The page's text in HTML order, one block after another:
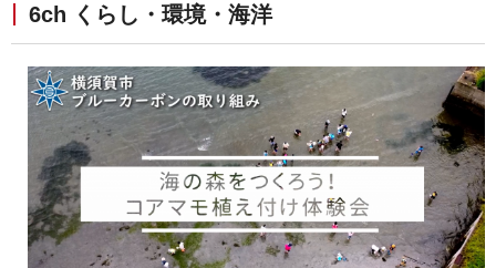
6ch くらし・環境・海洋